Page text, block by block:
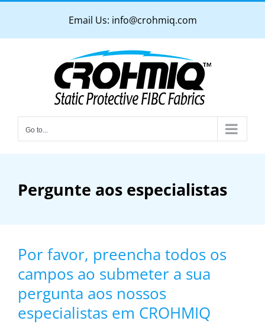
content
Email Us: info@crohmiq.com
Go to...
Pergunte aos especialistas
Por favor, preencha todos os
campos ao submeter a sua
pergunta aos nossos
especialistas em CROHMIQ